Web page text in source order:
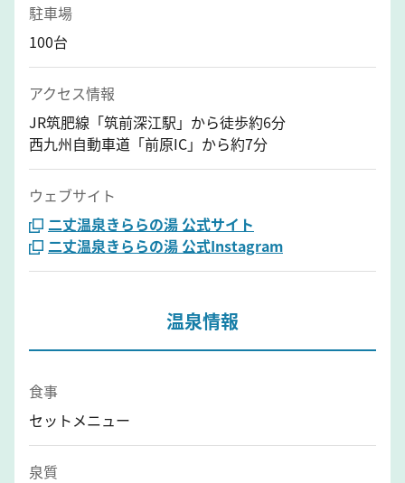
駐車場
100台
アクセス情報
JR筑肥線「筑前深江駅」から徒歩約6分
西九州自動車道「前原IC」から約7分
ウェブサイト
二丈温泉きららの湯 公式サイト
二丈温泉きららの湯 公式Instagram
温泉情報
食事
セットメニュー
泉質